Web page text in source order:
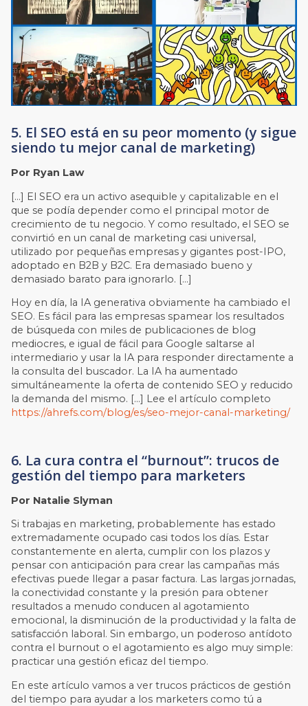
5. El SEO está en su peor momento (y sigue
siendo tu mejor canal de marketing)
Por Ryan Law
[…] El SEO era un activo asequible y capitalizable en el
que se podía depender como el principal motor de
crecimiento de tu negocio. Y como resultado, el SEO se
convirtió en un canal de marketing casi universal,
utilizado por pequeñas empresas y gigantes post-IPO,
adoptado en B2B y B2C. Era demasiado bueno y
demasiado barato para ignorarlo. […]
Hoy en día, la IA generativa obviamente ha cambiado el
SEO. Es fácil para las empresas spamear los resultados
de búsqueda con miles de publicaciones de blog
mediocres, e igual de fácil para Google saltarse al
intermediario y usar la IA para responder directamente a
la consulta del buscador. La IA ha aumentado
simultáneamente la oferta de contenido SEO y reducido
la demanda del mismo. […] Lee el artículo completo
https://ahrefs.com/blog/es/seo-mejor-canal-marketing/
6. La cura contra el “burnout”: trucos de
gestión del tiempo para marketers
Por Natalie Slyman
Si trabajas en marketing, probablemente has estado
extremadamente ocupado casi todos los días. Estar
constantemente en alerta, cumplir con los plazos y
pensar con anticipación para crear las campañas más
efectivas puede llegar a pasar factura. Las largas jornadas,
la conectividad constante y la presión para obtener
resultados a menudo conducen al agotamiento
emocional, la disminución de la productividad y la falta de
satisfacción laboral. Sin embargo, un poderoso antídoto
contra el burnout o el agotamiento es algo muy simple:
practicar una gestión eficaz del tiempo.
En este artículo vamos a ver trucos prácticos de gestión
del tiempo para ayudar a los marketers como tú a